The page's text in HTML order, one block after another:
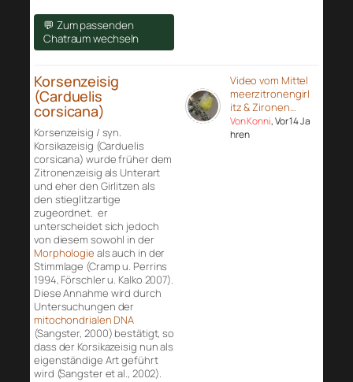
💬 Zum passenden
Chatraum wechseln
Korsenzeisig
(Carduelis
corsicana)
Korsenzeisig / syn.
Korsikazeisig (Carduelis
corsicana) wurde früher dem
Zitronenzeisig als Unterart
und eher den Girlitzen als
den stieglitzartige
zugeordnet. er
unterscheidet sich jedoch
von diesem sowohl in der
Morphologie als auch in der
Stimmlage (Cramp u. Perrins
1994, Förschler u. Kalko 2007).
Diese Annahme wird durch
Untersuchungen der
mitochondrialen DNA
(Sangster, 2000) bestätigt, so
dass der Korsikazeisig nun als
eigenständige Art geführt
wird (Sangster et al., 2002).
Video vom Mittel
meerzitronengirl
itz & Zironen…
Von Konni, Vor 14 Ja
hren